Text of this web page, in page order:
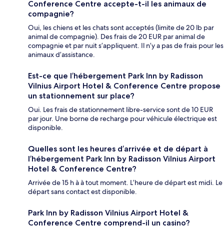
Conference Centre accepte-t-il les animaux de
compagnie?
Oui, les chiens et les chats sont acceptés (limite de 20 lb par
animal de compagnie). Des frais de 20 EUR par animal de
compagnie et par nuit s’appliquent. Il n’y a pas de frais pour les
animaux d’assistance.
Est-ce que l’hébergement Park Inn by Radisson
Vilnius Airport Hotel & Conference Centre propose
un stationnement sur place?
Oui. Les frais de stationnement libre-service sont de 10 EUR
par jour. Une borne de recharge pour véhicule électrique est
disponible.
Quelles sont les heures d’arrivée et de départ à
l’hébergement Park Inn by Radisson Vilnius Airport
Hotel & Conference Centre?
Arrivée de 15 h à à tout moment. L’heure de départ est midi. Le
départ sans contact est disponible.
Park Inn by Radisson Vilnius Airport Hotel &
Conference Centre comprend-il un casino?